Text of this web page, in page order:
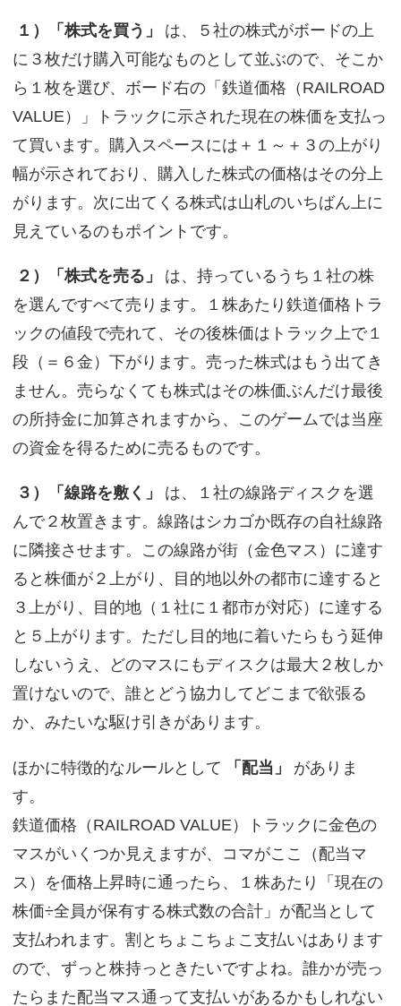
１）「株式を買う」
は、５社の株式がボードの上
に３枚だけ購入可能なものとして並ぶので、そこか
ら１枚を選び、ボード右の「鉄道価格（RAILROAD
VALUE）」トラックに示された現在の株価を支払っ
て買います。購入スペースには＋１～＋３の上がり
幅が示されており、購入した株式の価格はその分上
がります。次に出てくる株式は山札のいちばん上に
見えているのもポイントです。
２）「株式を売る」
は、持っているうち１社の株
を選んですべて売ります。１株あたり鉄道価格トラ
ックの値段で売れて、その後株価はトラック上で１
段（＝６金）下がります。売った株式はもう出てき
ません。売らなくても株式はその株価ぶんだけ最後
の所持金に加算されますから、このゲームでは当座
の資金を得るために売るものです。
３）「線路を敷く」
は、１社の線路ディスクを選
んで２枚置きます。線路はシカゴか既存の自社線路
に隣接させます。この線路が街（金色マス）に達す
ると株価が２上がり、目的地以外の都市に達すると
３上がり、目的地（１社に１都市が対応）に達する
と５上がります。ただし目的地に着いたらもう延伸
しないうえ、どのマスにもディスクは最大２枚しか
置けないので、誰とどう協力してどこまで欲張る
か、みたいな駆け引きがあります。
ほかに特徴的なルールとして 「配当」
がありま
す。
鉄道価格（RAILROAD VALUE）トラックに金色の
マスがいくつか見えますが、コマがここ（配当マ
ス）を価格上昇時に通ったら、１株あたり「現在の
株価÷全員が保有する株式数の合計」が配当として
支払われます。割とちょこちょこ支払いはあります
ので、ずっと株持っときたいですよね。誰かが売っ
たらまた配当マス通って支払いがあるかもしれない